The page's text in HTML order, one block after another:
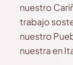
nuestro
trabajo
nuestro
nuestra en